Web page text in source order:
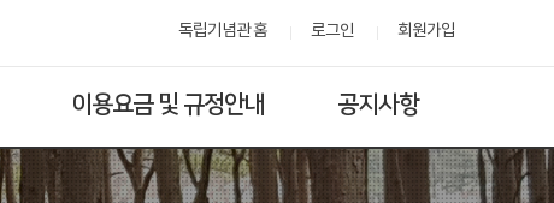
독립기념관 홈 로그인 회원가입
이용요금 및 규정안내 공지사항